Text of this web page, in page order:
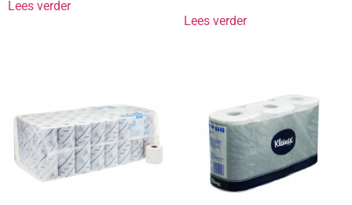
Lees verder
Lees verder